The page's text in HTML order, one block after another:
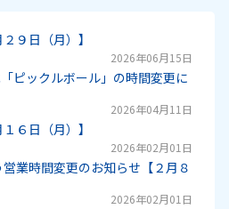
９日（月）】
2026年06月15日
ピックルボール」の時間変更に
2026年04月11日
６日（月）】
2026年02月01日
業時間変更のお知らせ【２月８
2026年02月01日